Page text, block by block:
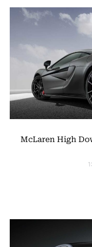
McLaren High